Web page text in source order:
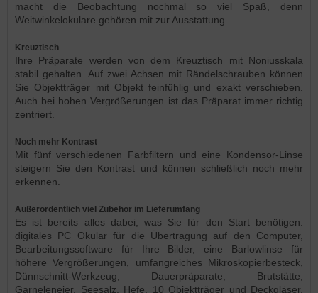
macht die Beobachtung nochmal so viel Spaß, denn
Weitwinkelokulare gehören mit zur Ausstattung.
Kreuztisch
Ihre Präparate werden von dem Kreuztisch mit Noniusskala
stabil gehalten. Auf zwei Achsen mit Rändelschrauben können
Sie Objektträger mit Objekt feinfühlig und exakt verschieben.
Auch bei hohen Vergrößerungen ist das Präparat immer richtig
zentriert.
Noch mehr Kontrast
Mit fünf verschiedenen Farbfiltern und eine Kondensor-Linse
steigern Sie den Kontrast und können schließlich noch mehr
erkennen.
Außerordentlich viel Zubehör im Lieferumfang
Es ist bereits alles dabei, was Sie für den Start benötigen:
digitales PC Okular für die Übertragung auf den Computer,
Bearbeitungssoftware für Ihre Bilder, eine Barlowlinse für
höhere Vergrößerungen, umfangreiches Mikroskopierbesteck,
Dünnschnitt-Werkzeug, Dauerpräparate, Brutstätte,
Garneleneier, Seesalz, Hefe, 10 Objektträger und Deckgläser,